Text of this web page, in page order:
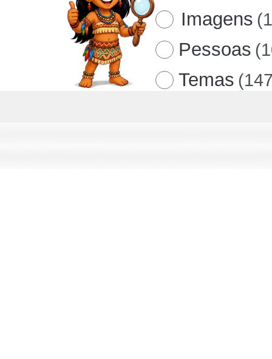
Imagens
Pessoas
Temas